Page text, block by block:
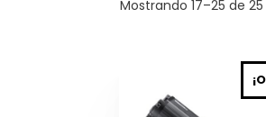
Mostrando 17–25 de